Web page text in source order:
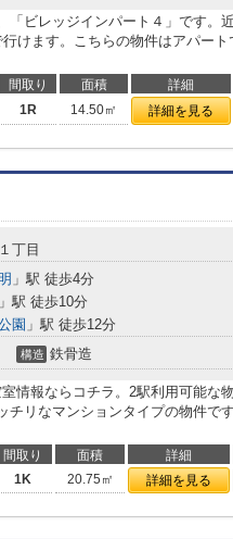
「ビレッジインパート４」です。
けます。こちらの物件はアパー
間取り 面積 詳細
1R 14.50㎡ 詳細を見る
１丁目
」駅 徒歩4分
」駅 徒歩10分
園 」駅 徒歩12分
構造 鉄骨造
情報ならコチラ。2駅利用可能な
チリなマンションタイプの物件で
間取り 面積 詳細
1K 20.75㎡ 詳細を見る